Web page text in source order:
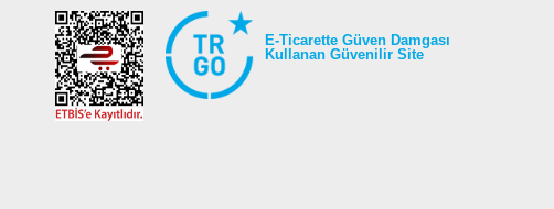
E-Ticarette Güven Damgası
Kullanan Güvenilir Site